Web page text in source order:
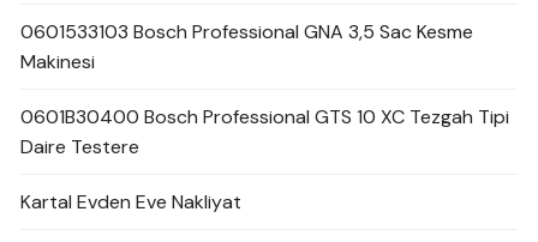
0601533103 Bosch Professional GNA 3,5 Sac Kesme
Makinesi
0601B30400 Bosch Professional GTS 10 XC Tezgah Tipi
Daire Testere
Kartal Evden Eve Nakliyat